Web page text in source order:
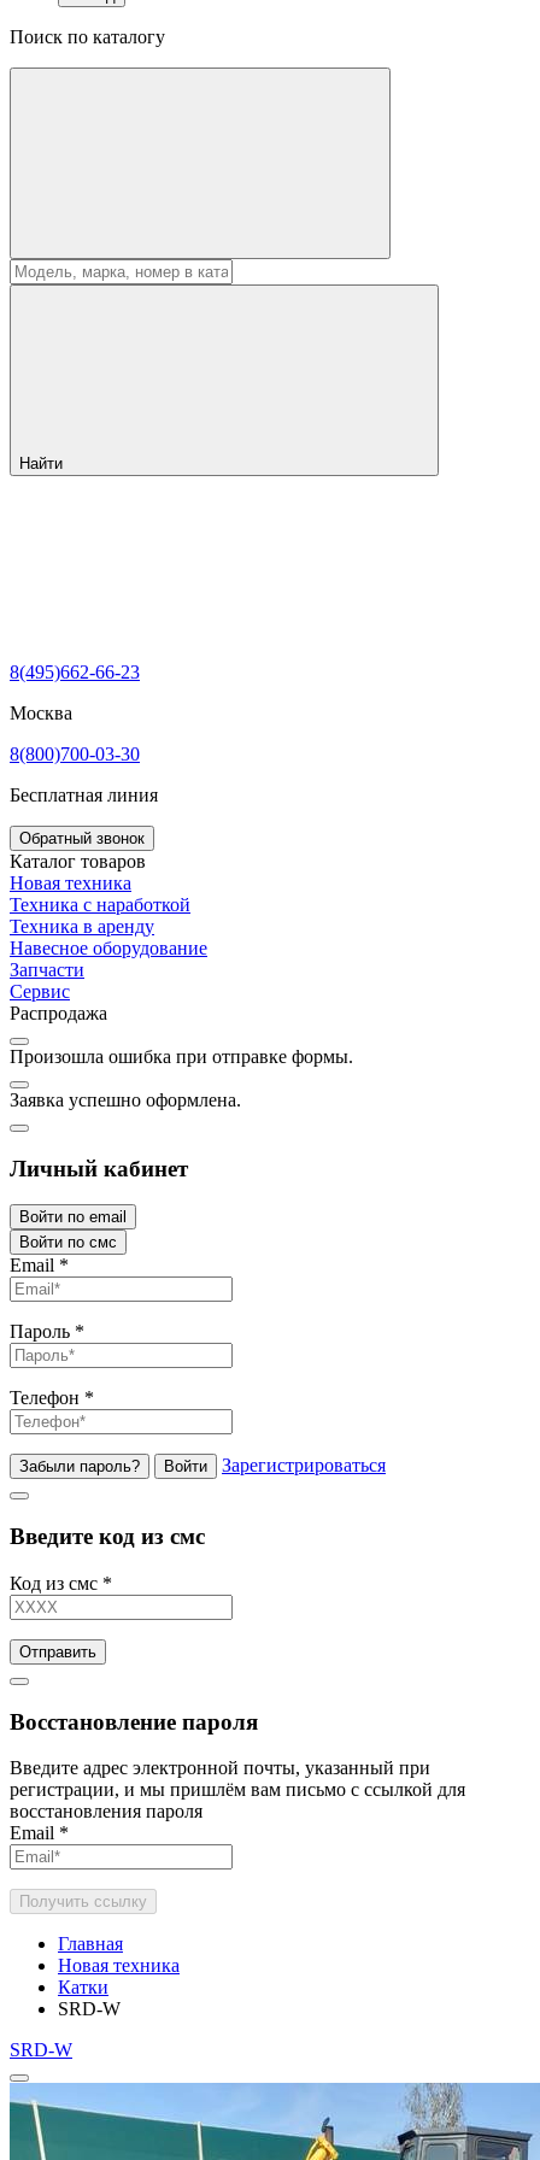
Поиск по каталогу
Найти
8(495)662-66-23
Москва
8(800)700-03-30
Бесплатная линия
Обратный звонок
Каталог товаров
Новая техника
Техника с наработкой
Техника в аренду
Навесное оборудование
Запчасти
Сервис
Распродажа
Произошла ошибка при отправке формы.
Заявка успешно оформлена.
Личный кабинет
Войти по email
Войти по смс
Email *
Пароль *
Телефон *
Забыли пароль? Войти Зарегистрироваться
Введите код из смс
Код из смс *
Отправить
Восстановление пароля
Введите адрес электронной почты, указанный при
регистрации, и мы пришлём вам письмо с ссылкой для
восстановления пароля
Email *
Получить ссылку
Главная
Новая техника
Катки
SRD-W
SRD-W